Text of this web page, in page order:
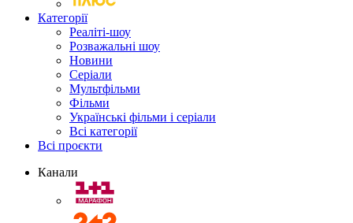
Категорії
Реаліті-шоу
Розважальні шоу
Новини
Серіали
Мультфільми
Фільми
Українські фільми і серіали
Всі категорії
Всі проєкти
Канали